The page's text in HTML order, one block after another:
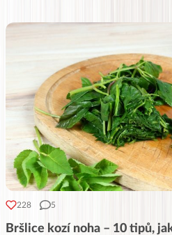
228 5
Bršlice kozí noha – 10 tipů,